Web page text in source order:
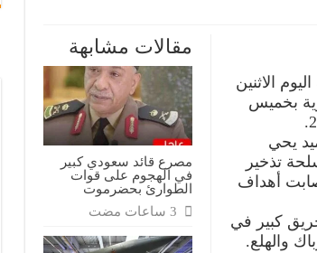
مقالات مشابهة
مصرع قائد سعودي كبير
في الهجوم على قوات
الطوارئ بحضرموت
الاثنين
بخميس
يحي
تذخير
أهداف
كبير في
والهلع.